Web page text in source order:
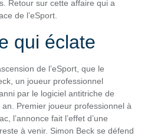
Retour sur cette affaire qui a
de l’eSport.
qui éclate
de l’eSport, que le
un joueur professionnel
par le logiciel antitriche de
an. Premier joueur professionnel à
l’annonce fait l’effet d’une
à venir. Simon Beck se défend